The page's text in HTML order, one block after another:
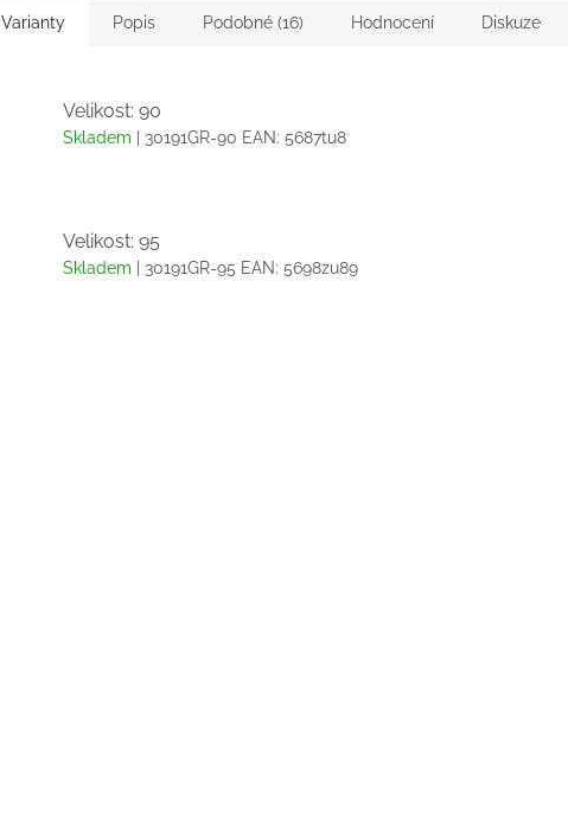
Varianty Popis Podobné (16) Hodnocení Diskuze
Velikost: 90
Skladem | 30191GR-90 EAN: 5687tu8
Velikost: 95
Skladem | 30191GR-95 EAN: 5698zu89